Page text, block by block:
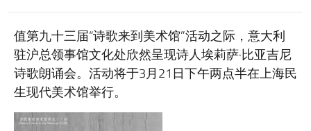
值第九十三届“诗歌来到美术馆”活动之际，意大利
驻沪总领事馆文化处欣然呈现诗人埃莉萨·比亚吉尼
诗歌朗诵会。活动将于3月21日下午两点半在上海民
生现代美术馆举行。